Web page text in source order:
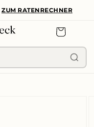
ZUM RATENRECHNER
Warenkorb